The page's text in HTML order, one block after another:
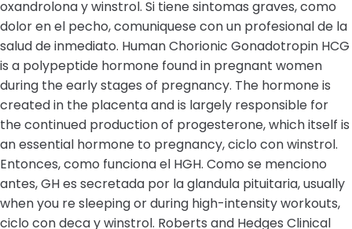
oxandrolona y winstrol. Si tiene sintomas graves, como
dolor en el pecho, comuniquese con un profesional de la
salud de inmediato. Human Chorionic Gonadotropin HCG
is a polypeptide hormone found in pregnant women
during the early stages of pregnancy. The hormone is
created in the placenta and is largely responsible for
the continued production of progesterone, which itself is
an essential hormone to pregnancy, ciclo con winstrol.
Entonces, como funciona el HGH. Como se menciono
antes, GH es secretada por la glandula pituitaria, usually
when you re sleeping or during high-intensity workouts,
ciclo con deca y winstrol. Roberts and Hedges Clinical